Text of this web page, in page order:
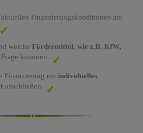
Finanzierungskonditionen am
welche Fördermittel, wie z.B. KfW,
kommen.
Finanzierung ein individuelles
abschließen.